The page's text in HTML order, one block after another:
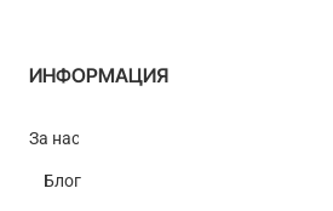
ИНФОРМАЦИЯ
За нас
Блог